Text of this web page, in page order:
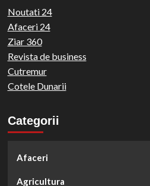
Noutati 24
Afaceri 24
Ziar 360
Revista de business
Cutremur
Cotele Dunarii
Categorii
Afaceri
Agricultura